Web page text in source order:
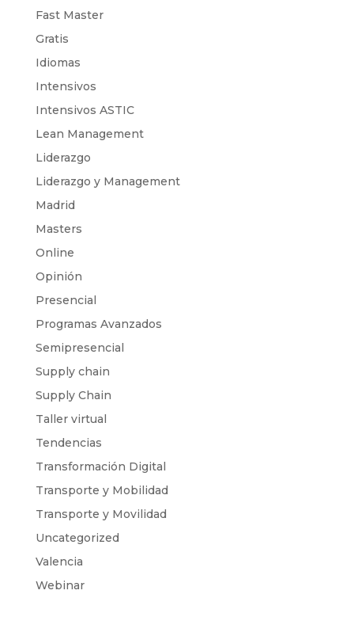
Fast Master
Gratis
Idiomas
Intensivos
Intensivos ASTIC
Lean Management
Liderazgo
Liderazgo y Management
Madrid
Masters
Online
Opinión
Presencial
Programas Avanzados
Semipresencial
Supply chain
Supply Chain
Taller virtual
Tendencias
Transformación Digital
Transporte y Mobilidad
Transporte y Movilidad
Uncategorized
Valencia
Webinar